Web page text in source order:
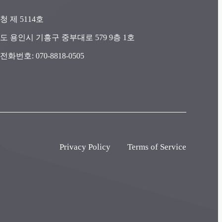
제 5114호
용인시 기흥구 중부대로 579 9층 1호
화번호: 070-8818-0505
Privacy Policy Terms of Service